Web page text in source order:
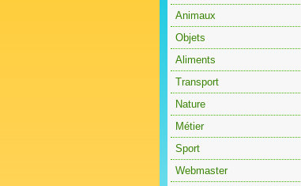
Animaux
Objets
Aliments
Transport
Nature
Métier
Sport
Webmaster